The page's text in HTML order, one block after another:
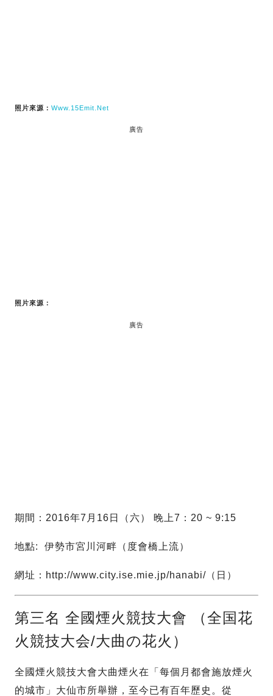
照片來源： Www.15Emit.Net
廣告
照片來源：
廣告
期間：2016年7月16日（六） 晚上7：20 ~ 9:15
地點: 伊勢市宮川河畔（度會橋上流）
網址：http://www.city.ise.mie.jp/hanabi/（日）
第三名 全國煙火競技大會 （全国花
火競技大会/大曲の花火）
全國煙火競技大會大曲煙火在「每個月都會施放煙火
的城市」大仙市所舉辦，至今已有百年歷史。從